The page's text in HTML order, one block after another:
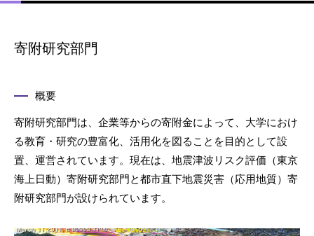
寄附研究部門
概要
寄附研究部門は、企業等からの寄附金によって、大学におけ
る教育・研究の豊富化、活用化を図ることを目的として設
置、運営されています。現在は、地震津波リスク評価（東京
海上日動）寄附研究部門と都市直下地震災害（応用地質）寄
附研究部門が設けられています。